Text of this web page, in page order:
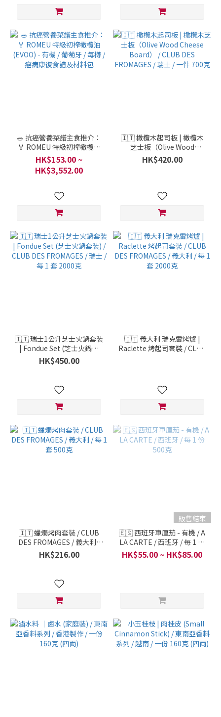
🥗 抗癌營養菜譜主食推介：
🏅 ROMEU 特級初榨橄欖油
(EVOO) - 有機 / 葡萄牙 / 每樽
/ 癌病康復食譜及材料包
HK$153.00 ~
HK$3,552.00
🇮🇹 橄欖木起司板 | 橄欖木
芝士板（Olive Wood
Cheese Board） / CLUB
DES FROMAGES / 瑞士 / 一
HK$420.00
🇮🇹 瑞士1公升芝士火鍋套裝
| Fondue Set (芝士火鍋套
裝) / CLUB DES FROMAGES
/ 瑞士 / 每 1 套 2000克
HK$450.00
🇮🇹 義大利 瑞克雷烤爐 |
Raclette 烤起司套裝 / CLUB
🇮🇹 蠟燭烤肉套裝 / CLUB
DES FROMAGES / 義大利 /
每 1 套 500克
HK$216.00
販售結束
🇪🇸 西班牙車厘茄 - 有機 / A
LA CARTE / 西班牙 / 每 1 份
500克
HK$55.00 ~ HK$85.00